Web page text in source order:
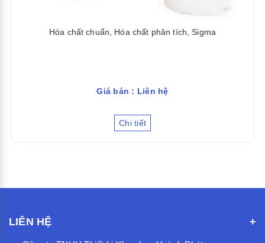
Hóa chất chuẩn, Hóa chất phân tích, Sigma
Giá bán : Liên hệ
Chi tiết
LIÊN HỆ